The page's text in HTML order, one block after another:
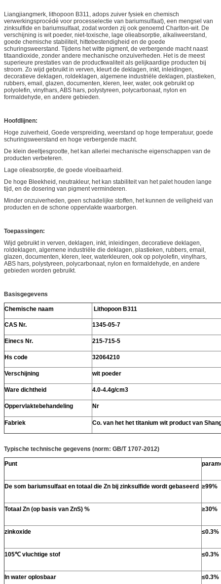
Liangjiangmerk, lithopoon B311, adops zuiver fysiek en chemisch
verwerkingsprocédé voor processelectie van bariumsulfaat), een mengsel van
zinksulfide en bariumsulfaat, zodat worden zij ook genoemd Charlton-wit. De
verschijning is wit poeder, niet-toxische, lage olieabsorptie, alkaliweerstand,
goede chemische stabiliteit, hittebestendigheid en de goede
schuringsweerstand. Tijdens het witte pigment, de verbergende macht naast
titaandioxide, zonder andere mechanische onzuiverheden. Het is de meest
superieure prestaties van de productkwaliteit als gelijkaardige producten bij
stroom. Zo wijd gebruikt in verven, kleurt de deklagen, inkt, inleidingen,
decoratieve deklagen, roldeklagen, algemene industriële deklagen, plastieken,
rubbers, email, glazen, documenten, kleren, leer, water, ook gebruikt op
polyolefin, vinylhars, ABS hars, polystyreen, polycarbonaat, nylon en
formaldehyde, en andere gebieden.
Hoofdlijnen:
Hoge zuiverheid, Goede verspreiding, weerstand op hoge temperatuur, goede
schuringsweerstand en hoge verbergende macht.
De klein deeltjesgrootte, het kan allerlei mechanische eigenschappen van de
producten verbeteren.
Lage olieabsorptie, de goede vloeibaarheid.
De hoge Bleekheid, neutrakleur, het kan stabiliteit van het palet houden lange
tijd, en de dosering van pigment verminderen.
Minder onzuiverheden, geen schadelijke stoffen, het kunnen de veiligheid van
producten en de schone oppervlakte waarborgen.
Toepassingen:
Wijd gebruikt in verven, deklagen, inkt, inleidingen, decoratieve deklagen,
roldeklagen, algemene industriële die deklagen, plastieken, rubbers, email,
glazen, documenten, kleren, leer, waterkleuren, ook op polyolefin, vinylhars,
ABS hars, polystyreen, polycarbonaat, nylon en formaldehyde, en andere
gebieden worden gebruikt.
Basisgegevens
Chemische naam Lithopoon B311
CAS Nr. 1345-05-7
Einecs Nr. 215-715-5
Hs code 32064210
Verschijning wit poeder
Ware dichtheid 4.0-4.4g/cm3
Oppervlaktebehandeling Nr
Fabriek Co. van het het titanium wit product van
Typische technische gegevens (norm: GB/T 1707-2012)
Punt
De som bariumsulfaat en totaal die Zn bij zinksulfide wordt gebaseerd ≥99%
Totaal Zn (op basis van ZnS) % ≥30%
zinkoxide ≤0.3%
105℃ vluchtige stof ≤0.3%
In water oplosbaar ≤0.3%